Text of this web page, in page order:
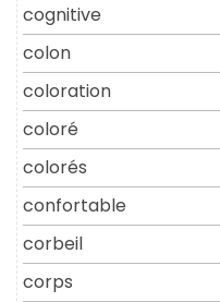
cognitive
colon
coloration
coloré
colorés
confortable
corbeil
corps